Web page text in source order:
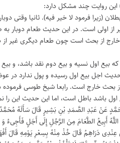
روایت چند مشکل دارد:
(زیرا فرمود لا خیر فیه). ثانیا وقتی
از اولی است. در این حدیث طعام دوبار
از بحث است چون طعام دیگری غیر از
که بیع اول نسیه و بیع دوم نقد باشد، و
اجل بیع اول رسیده و پول ندارد در
خارج است. رابعا شیخ طوسی فرموده
اول باشد باطل است، اما این حدیث این را
عَنْ عَبْدِ الصَّمَدِ بْنِ بَشِیرٍ قَالَ سَأَلَهُ
أَبِیعُ الطَّعَامَ مِنَ الرَّجُلِ إِلَی أَجَلٍ فَأَجِی‌ءُ وَ
دَرَاهِمُ قَالَ خُذْ مِنْهُ بِسِعْرِ یَوْمِهِ قَالَ